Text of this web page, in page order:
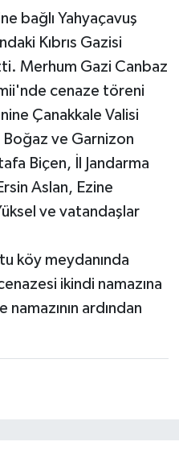
bağlı Yahyaçavuş
Kıbrıs Gazisi
Merhum Gazi Canbaz
cenaze töreni
Çanakkale Valisi
ve Garnizon
Biçen, İl Jandarma
Aslan, Ezine
ve vatandaşlar
köy meydanında
ikindi namazına
namazının ardından